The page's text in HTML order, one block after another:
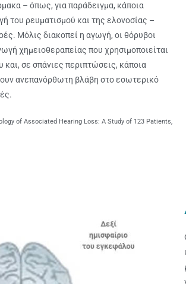
– όπως, για παράδειγμα, κάποια
του ρευματισμού και της ελονοσίας –
Μόλις διακοπεί η αγωγή, οι θόρυβοι
χημειοθεραπείας που χρησιμοποιείται
και, σε σπάνιες περιπτώσεις, κάποια
ανεπανόρθωτη βλάβη στο εσωτερικό
of Associated Hearing Loss: A Study of 123 Patients,